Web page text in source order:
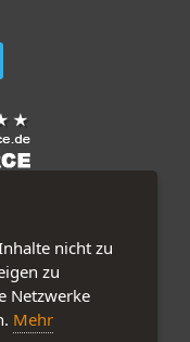
nicht zu
zu
Netzwerke
Mehr